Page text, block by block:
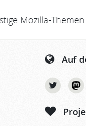
Mozilla-Themen
Auf